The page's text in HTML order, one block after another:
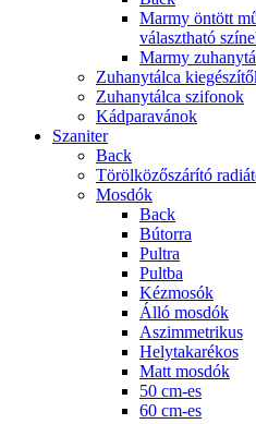
Marmy öntött
választható
Marmy
Zuhanytálca
Zuhanytálca szifonok
Kádparavánok
Szaniter
Back
Törölközőszárító
Mosdók
Back
Bútorra
Pultra
Pultba
Kézmosók
Álló mosdók
Aszimmetrikus
Helytakarékos
Matt mosdók
50 cm-es
60 cm-es